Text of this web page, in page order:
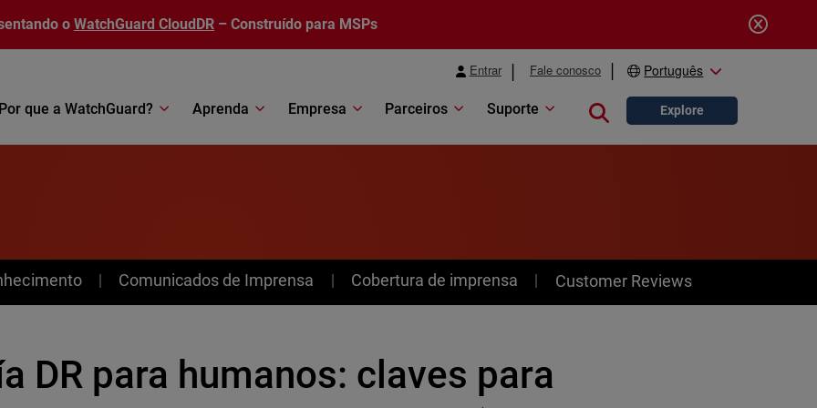
o WatchGuard CloudDR – Construído para MSPs
Entrar Fale conosco Português
Por que a WatchGuard? Aprenda Empresa Parceiros Suporte Close search
Explore
Comunicados de Imprensa Cobertura de imprensa Customer Reviews
DR para humanos: claves para